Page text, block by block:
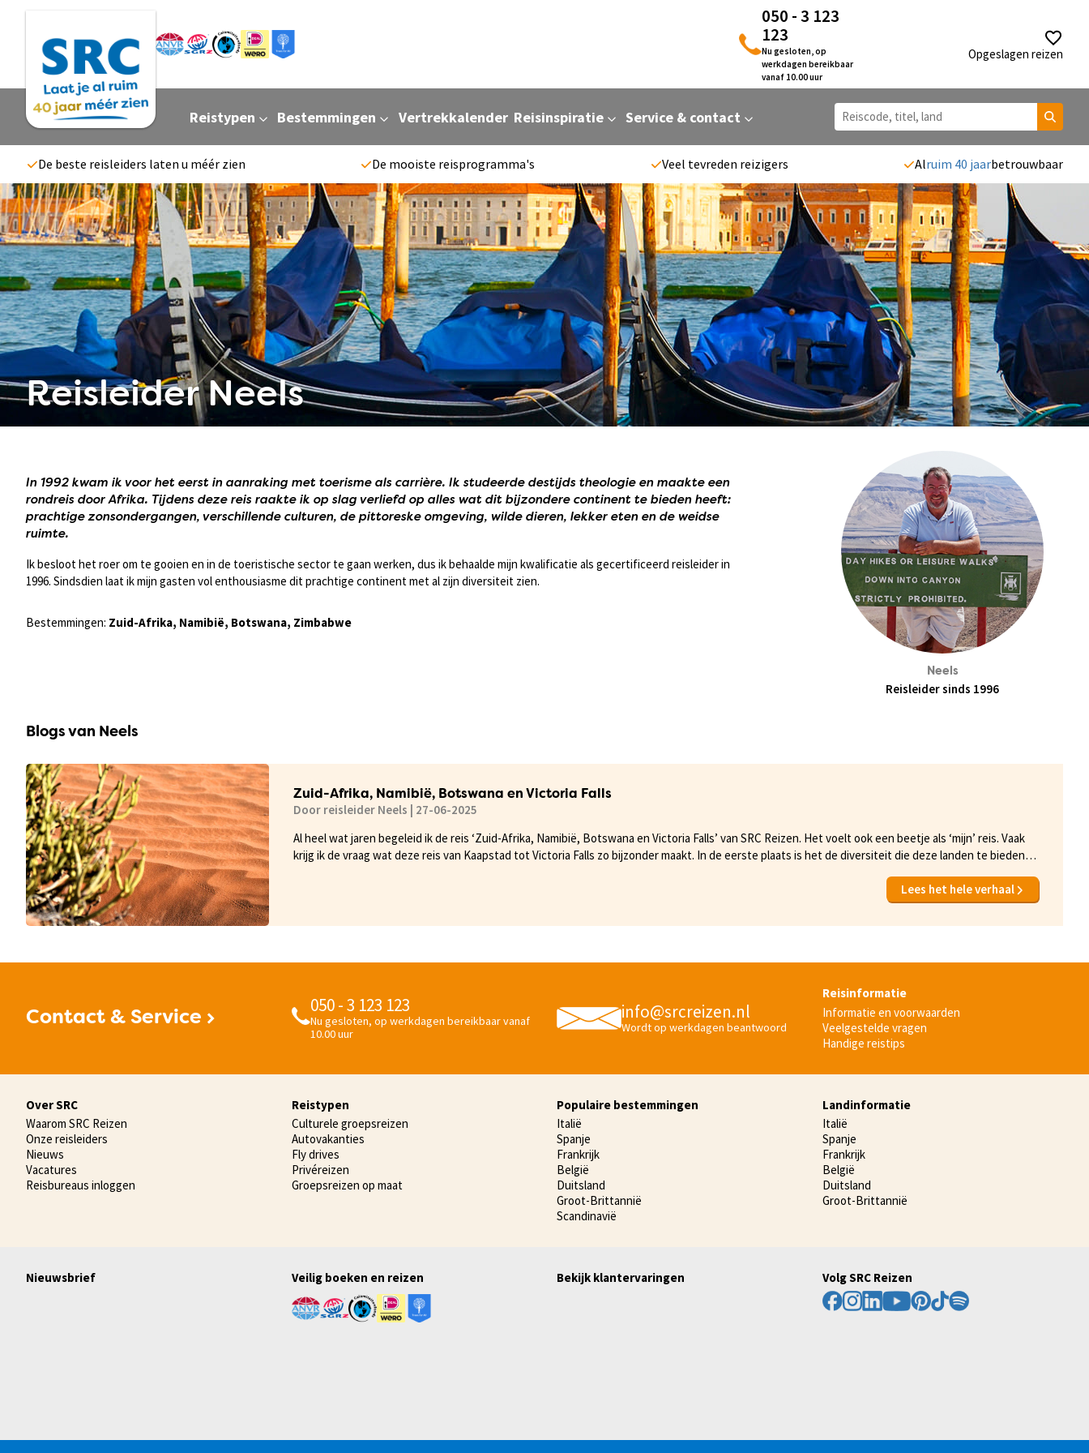
050 - 3 123
123
Nu gesloten, op
werkdagen bereikbaar
vanaf 10.00 uur
Opgeslagen reizen
Reistypen Bestemmingen Vertrekkalender Reisinspiratie Service & contact
De beste reisleiders laten u méér zien De mooiste reisprogramma's Veel tevreden reizigers Alruim 40 jaarbetrouwbaar
Reisleider Neels
In 1992 kwam ik voor het eerst in aanraking met toerisme als carrière. Ik studeerde destijds theologie en maakte een
rondreis door Afrika. Tijdens deze reis raakte ik op slag verliefd op alles wat dit bijzondere continent te bieden heeft:
prachtige zonsondergangen, verschillende culturen, de pittoreske omgeving, wilde dieren, lekker eten en de weidse
ruimte.
Ik besloot het roer om te gooien en in de toeristische sector te gaan werken, dus ik behaalde mijn kwalificatie als gecertificeerd reisleider in
1996. Sindsdien laat ik mijn gasten vol enthousiasme dit prachtige continent met al zijn diversiteit zien.
Bestemmingen: Zuid-Afrika, Namibië, Botswana, Zimbabwe
Neels
Reisleider sinds 1996
Blogs van Neels
Zuid-Afrika, Namibië, Botswana en Victoria Falls
Door reisleider Neels | 27-06-2025
Al heel wat jaren begeleid ik de reis ‘Zuid-Afrika, Namibië, Botswana en Victoria Falls’ van SRC Reizen. Het voelt ook een beetje als ‘mijn’ reis. Vaak
krijg ik de vraag wat deze reis van Kaapstad tot Victoria Falls zo bijzonder maakt. In de eerste plaats is het de diversiteit die deze landen te bieden
Lees het hele verhaal
Contact & Service
050 - 3 123 123
Nu gesloten, op werkdagen bereikbaar vanaf
10.00 uur
info@srcreizen.nl
Wordt op werkdagen beantwoord
Reisinformatie
Informatie en voorwaarden
Veelgestelde vragen
Handige reistips
Over SRC
Waarom SRC Reizen
Onze reisleiders
Nieuws
Vacatures
Reisbureaus inloggen
Reistypen
Culturele groepsreizen
Autovakanties
Fly drives
Privéreizen
Groepsreizen op maat
Populaire bestemmingen
Italië
Spanje
Frankrijk
België
Duitsland
Groot-Brittannië
Scandinavië
Landinformatie
Italië
Spanje
Frankrijk
België
Duitsland
Groot-Brittannië
Nieuwsbrief Veilig boeken en reizen Bekijk klantervaringen Volg SRC Reizen